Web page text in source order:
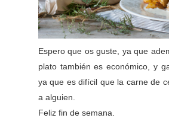
Espero que os guste, ya que
plato también es económico, y
ya que es difícil que la carne de
a alguien.
Feliz fin de semana.